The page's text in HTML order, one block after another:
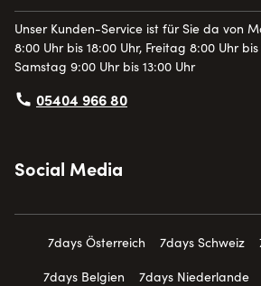
Unser Kunden-Service ist für Sie da von
8:00 Uhr bis 18:00 Uhr, Freitag 8:00 Uhr
Samstag 9:00 Uhr bis 13:00 Uhr
05404 966 80
Social Media
7days Österreich 7days Schweiz
7days Belgien
7days Niederlande